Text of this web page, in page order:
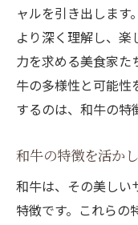
ャルを引き出します
より深く理解し、楽
力を求める美食家た
牛の多様性と可能性
するのは、和牛の特
和牛の特徴を活か
和牛は、その美しい
特徴です。これらの